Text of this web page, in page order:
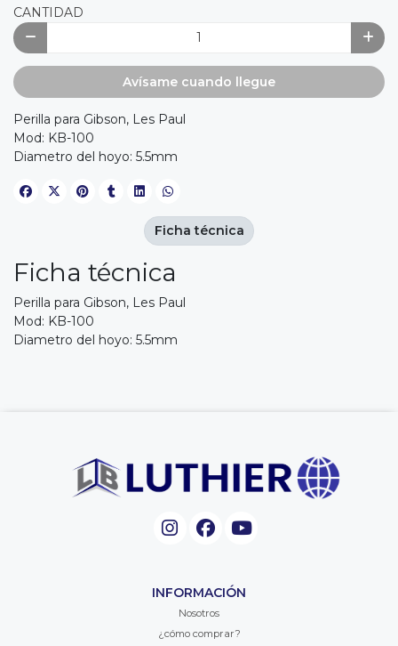
CANTIDAD
Avísame cuando llegue
Perilla para Gibson, Les Paul
Mod: KB-100
Diametro del hoyo: 5.5mm
Ficha técnica
Perilla para Gibson, Les Paul
Mod: KB-100
Diametro del hoyo: 5.5mm
Ficha técnica
INFORMACIÓN
Nosotros
¿cómo comprar?